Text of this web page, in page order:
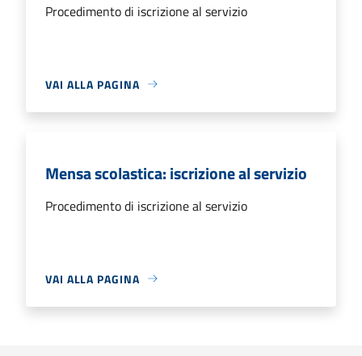
Procedimento di iscrizione al servizio
VAI ALLA PAGINA
Mensa scolastica: iscrizione al servizio
Procedimento di iscrizione al servizio
VAI ALLA PAGINA